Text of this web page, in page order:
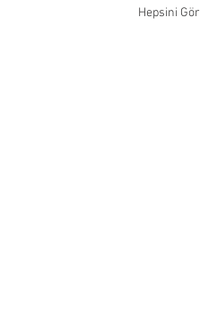
Hepsini Gör